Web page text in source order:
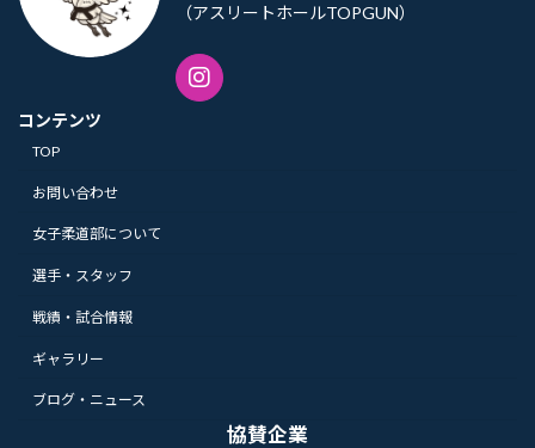
（アスリートホールTOPGUN）
コンテンツ
TOP
お問い合わせ
女子柔道部について
選手・スタッフ
戦績・試合情報
ギャラリー
ブログ・ニュース
協賛企業